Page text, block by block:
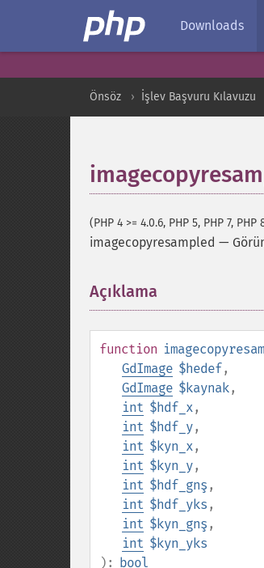
Downloads
Önsöz İşlev Başvuru Kılavuzu
(PHP 4 >= 4.0.6, PHP 5, PHP 7, PHP
imagecopyresampled —
Açıklama
function
GdImage $hedef,
GdImage $kaynak,
int $hdf_x,
int $hdf_y,
int $kyn_x,
int $kyn_y,
int $hdf_gnş ,
int $hdf_yks ,
int $kyn_gnş ,
int $kyn_yks
): bool